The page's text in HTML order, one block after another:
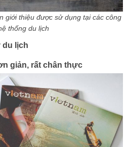
giới thiệu được sử dụng tại các công
thống du lịch
du lịch
giản, rất chân thực